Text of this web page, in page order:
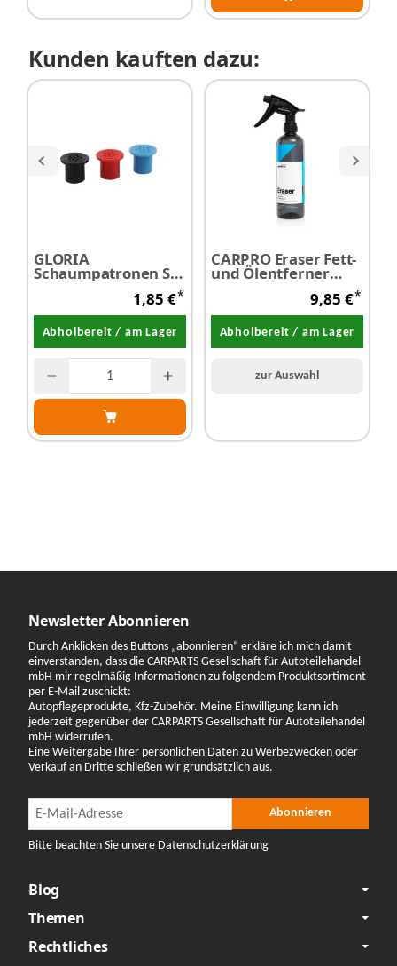
Kunden kauften dazu:
GLORIA
Schaumpatronen Set
1,85 €*
Abholbereit / am Lager
CARPRO Eraser Fett-
und Ölentferner
9,85 €*
Abholbereit / am Lager
zur Auswahl
Newsletter Abonnieren
Durch Anklicken des Buttons „abonnieren“ erkläre ich mich damit
einverstanden, dass die CARPARTS Gesellschaft für Autoteilehandel
mbH mir regelmäßig Informationen zu folgendem Produktsortiment
per E-Mail zuschickt:
Autopflegeprodukte, Kfz-Zubehör. Meine Einwilligung kann ich
jederzeit gegenüber der CARPARTS Gesellschaft für Autoteilehandel
mbH widerrufen.
Eine Weitergabe Ihrer persönlichen Daten zu Werbezwecken oder
Verkauf an Dritte schließen wir grundsätzlich aus.
Newsletter Abonnieren Abonnieren
Bitte beachten Sie unsere Datenschutzerklärung
Blog
Themen
Rechtliches